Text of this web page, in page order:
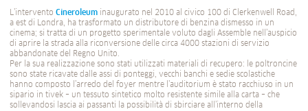
L’intervento Cineroleum inaugurato nel 2010 al civico 100 di Clerkenwell Road,
a est di Londra, ha trasformato un distributore di benzina dismesso in un
cinema; si tratta di un progetto sperimentale voluto dagli Assemble nell’auspicio
di aprire la strada alla riconversione delle circa 4000 stazioni di servizio
abbandonate del Regno Unito.
Per la sua realizzazione sono stati utilizzati materiali di recupero: le poltroncine
sono state ricavate dalle assi di ponteggi, vecchi banchi e sedie scolastiche
hanno composto l’arredo del foyer mentre l’auditorium è stato racchiuso in un
sipario in tivek – un tessuto sintetico molto resistente simile alla carta – che
sollevandosi lascia ai passanti la possibilità di sbirciare all’interno della